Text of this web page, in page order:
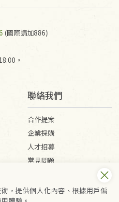
(國際請加886)
。
聯絡我們
合作提案
企業採購
人才招募
常見問題
，提供個人化內容、根據用戶偏